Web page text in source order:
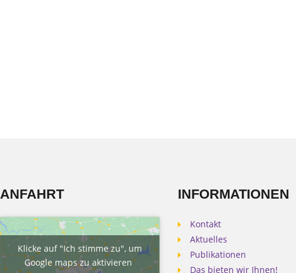
ANFAHRT
Klicke auf "Ich stimme zu", um
Google maps zu aktivieren
INFORMATIONEN
Kontakt
Aktuelles
Publikationen
Das bieten wir Ihnen!